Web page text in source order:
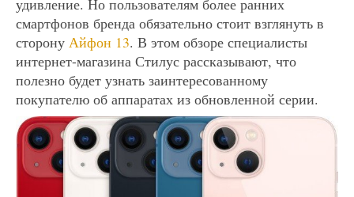
смартфонов бренда обязательно стоит взглянуть в
сторону Айфон 13. В этом обзоре специалисты
интернет-магазина Стилус рассказывают, что
полезно будет узнать заинтересованному
покупателю об аппаратах из обновленной серии.